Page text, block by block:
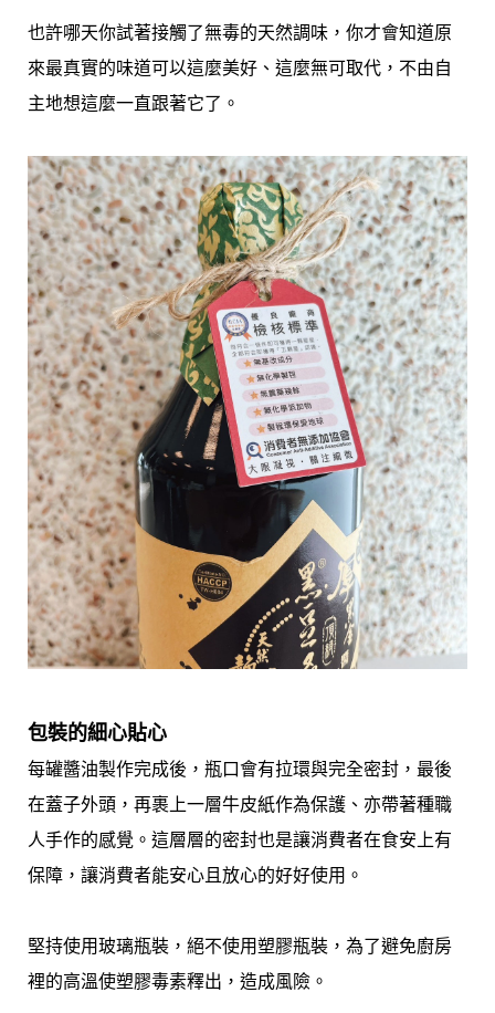
也許哪天你試著接觸了無毒的天然調味，你才會知道原
來最真實的味道可以這麼美好、這麼無可取代，不由自
主地想這麼一直跟著它了。
包裝的細心貼心
每罐醬油製作完成後，瓶口會有拉環與完全密封，最後
在蓋子外頭，再裹上一層牛皮紙作為保護、亦帶著種職
人手作的感覺。這層層的密封也是讓消費者在食安上有
保障，讓消費者能安心且放心的好好使用。
堅持使用玻璃瓶裝，絕不使用塑膠瓶裝， 為了避免廚房
裡的高溫使塑膠毒素釋出，造成風險。